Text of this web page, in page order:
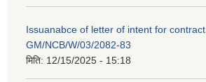
Issuanabce of letter of intent for contract
GM/NCB/W/03/2082-83
मिति: 12/15/2025 - 15:18